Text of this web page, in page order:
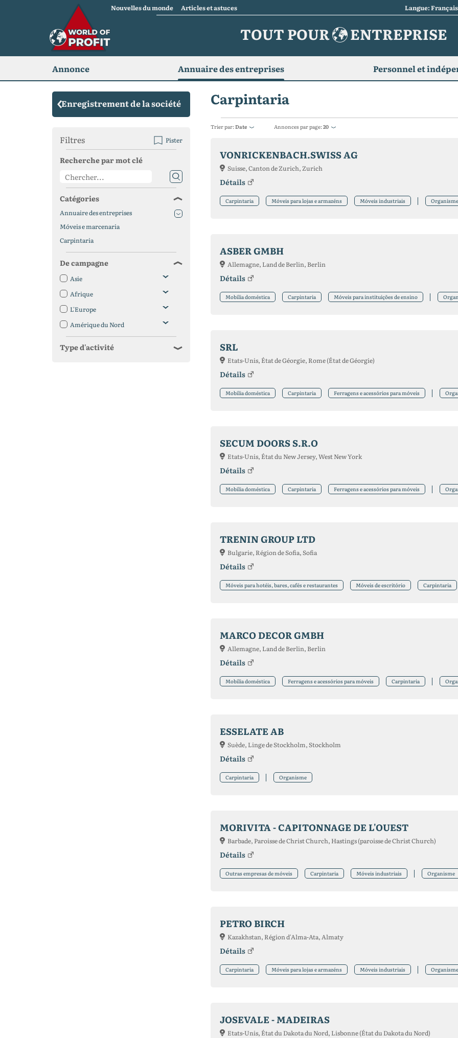
Nouvelles du monde Articles et astuces Langue: Français
TOUT POUR ENTREPRISE
Annonce Annuaire des entreprises Personnel et
Carpintaria
Trier par:Date Annonces par page:20
VONRICKENBACH.SWISS AG
Suisse, Canton de Zurich, Zurich
Détails
Carpintaria Móveis para lojas e armazéns Móveis industriais Organisme
ASBER GMBH
Allemagne, Land de Berlin, Berlin
Détails
Mobília doméstica Carpintaria Móveis para instituições de ensino
SRL
Etats-Unis, État de Géorgie, Rome (État de Géorgie)
Détails
Mobília doméstica Carpintaria Ferragens e acessórios para móveis
SECUM DOORS S.R.O
Etats-Unis, État du New Jersey, West New York
Détails
Mobília doméstica Carpintaria Ferragens e acessórios para móveis
TRENIN GROUP LTD
Bulgarie, Région de Sofia, Sofia
Détails
Móveis para hotéis, bares, cafés e restaurantes Móveis de escritório Carpintaria
MARCO DECOR GMBH
Allemagne, Land de Berlin, Berlin
Détails
Mobília doméstica Ferragens e acessórios para móveis Carpintaria
ESSELATE AB
Suède, Linge de Stockholm, Stockholm
Détails
Carpintaria Organisme
MORIVITA - CAPITONNAGE DE L'OUEST
Barbade, Paroisse de Christ Church, Hastings (paroisse de Christ Church)
Détails
Outras empresas de móveis Carpintaria Móveis industriais Organisme
PETRO BIRCH
Kazakhstan, Région d'Alma-Ata, Almaty
Détails
Carpintaria Móveis para lojas e armazéns Móveis industriais Organisme
JOSEVALE - MADEIRAS
Etats-Unis, État du Dakota du Nord, Lisbonne (État du Dakota du Nord)
Enregistrement de la société
Filtres Pister
Recherche par mot clé
Catégories
Annuaire des entreprises
Móveis e marcenaria
Carpintaria
De campagne
Asie
Afrique
L'Europe
Amérique du Nord
Type d'activité